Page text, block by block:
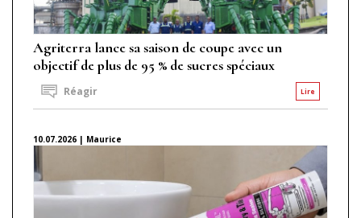
Agriterra lance sa saison de coupe avec un
objectif de plus de 95 % de sucres spéciaux
Lire
Réagir
10.07.2026 | Maurice